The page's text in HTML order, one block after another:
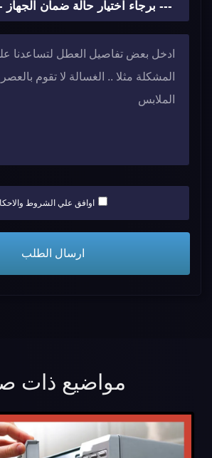
اوافق علي الشروط
مواضيع ذات